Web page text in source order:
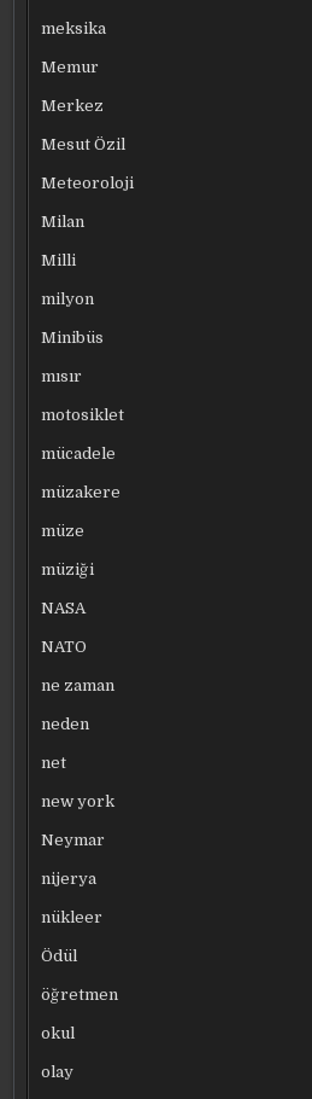
meksika
Memur
Merkez
Mesut Özil
Meteoroloji
Milan
Milli
milyon
Minibüs
mısır
motosiklet
mücadele
müzakere
müze
müziği
NASA
NATO
ne zaman
neden
net
new york
Neymar
nijerya
nükleer
Ödül
öğretmen
okul
olay